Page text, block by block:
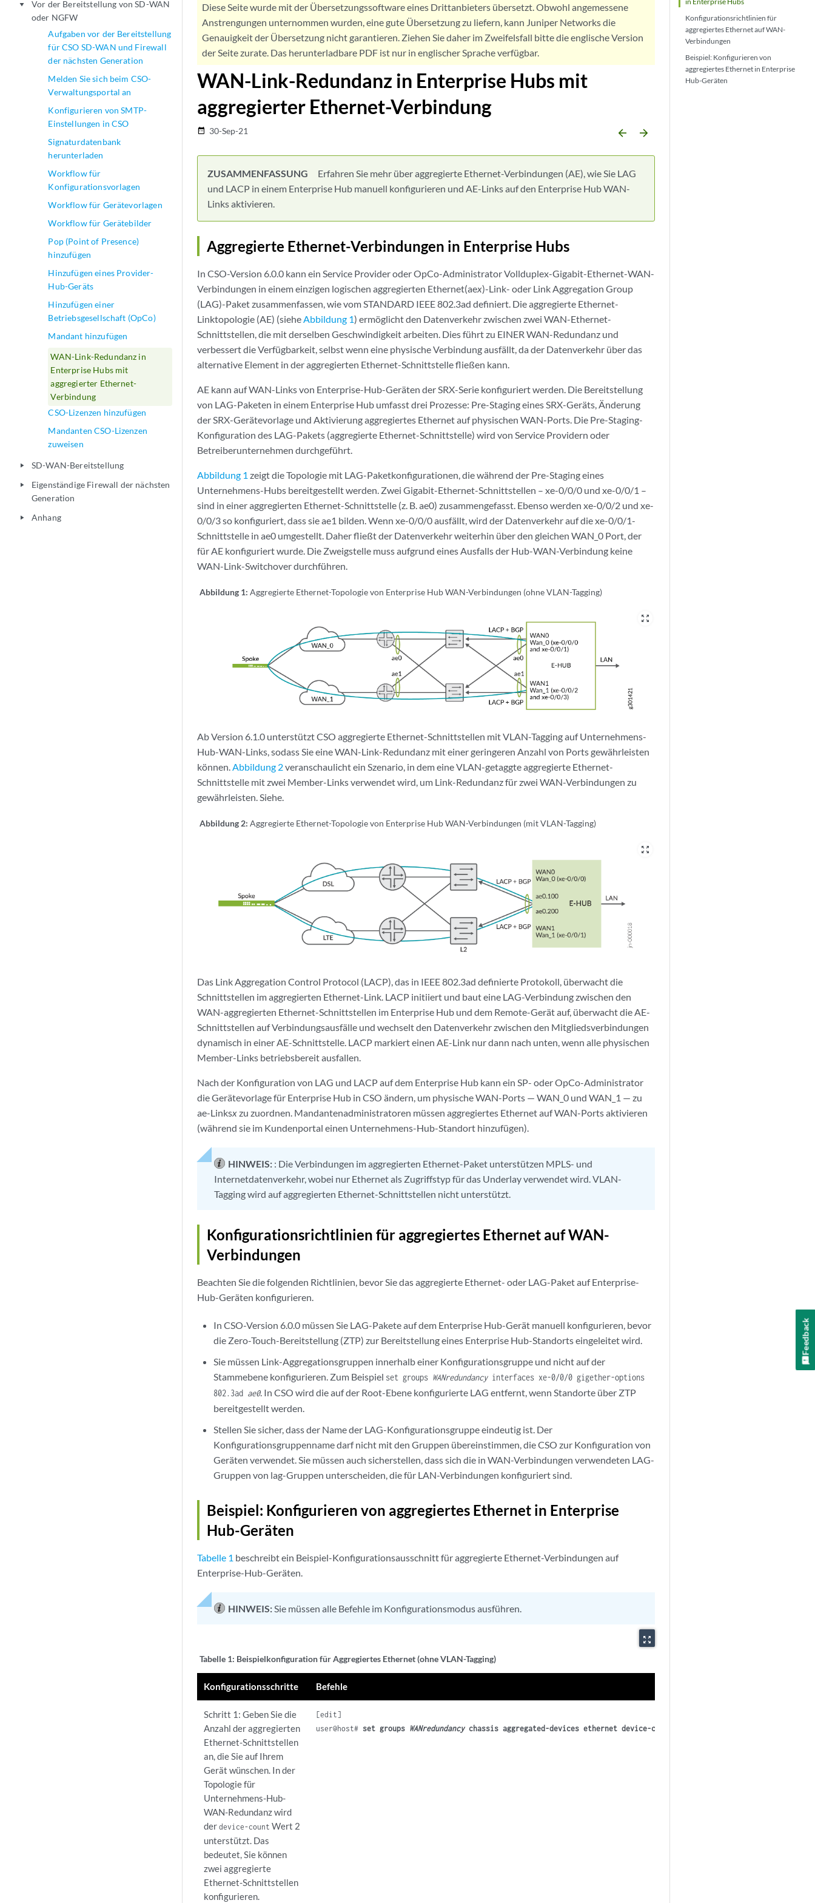
play_arrow
Vor der Bereitstellung von SD-WAN
oder NGFW
Aufgaben vor der Bereitstellung
für CSO SD-WAN und Firewall
der nächsten Generation
Melden Sie sich beim CSO-
Verwaltungsportal an
Konfigurieren von SMTP-
Einstellungen in CSO
Signaturdatenbank
herunterladen
Workflow für
Konfigurationsvorlagen
Workflow für Gerätevorlagen
Workflow für Gerätebilder
Pop (Point of Presence)
hinzufügen
Hinzufügen eines Provider-
Hub-Geräts
Hinzufügen einer
Betriebsgesellschaft (OpCo)
Mandant hinzufügen
WAN-Link-Redundanz in
Enterprise Hubs mit
aggregierter Ethernet-
Verbindung
CSO-Lizenzen hinzufügen
Mandanten CSO-Lizenzen
zuweisen
play_arrow SD-WAN-Bereitstellung
play_arrow
Eigenständige Firewall der nächsten
Generation
play_arrow Anhang
Konfigurationsrichtlinien für
aggregiertes Ethernet auf WAN-
Verbindungen
Beispiel: Konfigurieren von
aggregiertes Ethernet in Enterprise
Hub-Geräten
Diese Seite wurde mit der Übersetzungssoftware eines Drittanbieters übersetzt. Obwohl angemessene
Anstrengungen unternommen wurden, eine gute Übersetzung zu liefern, kann Juniper Networks die
Genauigkeit der Übersetzung nicht garantieren. Ziehen Sie daher im Zweifelsfall bitte die englische Version
der Seite zurate. Das herunterladbare PDF ist nur in englischer Sprache verfügbar.
WAN-Link-Redundanz in Enterprise Hubs mit
aggregierter Ethernet-Verbindung
date_range 30-Sep-21 arrow_backward arrow_forward
ZUSAMMENFASSUNG
Erfahren Sie mehr über aggregierte Ethernet-Verbindungen (AE), wie Sie LAG
und LACP in einem Enterprise Hub manuell konfigurieren und AE-Links auf den Enterprise Hub WAN-
Links aktivieren.
Aggregierte Ethernet-Verbindungen in Enterprise Hubs
In CSO-Version 6.0.0 kann ein Service Provider oder OpCo-Administrator Vollduplex-Gigabit-Ethernet-WAN-
Verbindungen in einem einzigen logischen aggregierten Ethernet(aex)-Link- oder Link Aggregation Group
(LAG)-Paket zusammenfassen, wie vom STANDARD IEEE 802.3ad definiert. Die aggregierte Ethernet-
Linktopologie (AE) (sieheAbbildung 1) ermöglicht den Datenverkehr zwischen zwei WAN-Ethernet-
Schnittstellen, die mit derselben Geschwindigkeit arbeiten. Dies führt zu EINER WAN-Redundanz und
verbessert die Verfügbarkeit, selbst wenn eine physische Verbindung ausfällt, da der Datenverkehr über das
alternative Element in der aggregierten Ethernet-Schnittstelle fließen kann.
AE kann auf WAN-Links von Enterprise-Hub-Geräten der SRX-Serie konfiguriert werden. Die Bereitstellung
von LAG-Paketen in einem Enterprise Hub umfasst drei Prozesse: Pre-Staging eines SRX-Geräts, Änderung
der SRX-Gerätevorlage und Aktivierung aggregiertes Ethernet auf physischen WAN-Ports. Die Pre-Staging-
Konfiguration des LAG-Pakets (aggregierte Ethernet-Schnittstelle) wird von Service Providern oder
Betreiberunternehmen durchgeführt.
Abbildung 1 zeigt die Topologie mit LAG-Paketkonfigurationen, die während der Pre-Staging eines
Unternehmens-Hubs bereitgestellt werden. Zwei Gigabit-Ethernet-Schnittstellen – xe-0/0/0 und xe-0/0/1 –
sind in einer aggregierten Ethernet-Schnittstelle (z. B. ae0) zusammengefasst. Ebenso werden xe-0/0/2 und xe-
0/0/3 so konfiguriert, dass sie ae1 bilden. Wenn xe-0/0/0 ausfällt, wird der Datenverkehr auf die xe-0/0/1-
Schnittstelle in ae0 umgestellt. Daher fließt der Datenverkehr weiterhin über den gleichen WAN_0 Port, der
für AE konfiguriert wurde. Die Zweigstelle muss aufgrund eines Ausfalls der Hub-WAN-Verbindung keine
WAN-Link-Switchover durchführen.
Abbildung 1: Aggregierte Ethernet-Topologie von Enterprise Hub WAN-Verbindungen (ohne VLAN-Tagging)
zoom_out_map
Ab Version 6.1.0 unterstützt CSO aggregierte Ethernet-Schnittstellen mit VLAN-Tagging auf Unternehmens-
Hub-WAN-Links, sodass Sie eine WAN-Link-Redundanz mit einer geringeren Anzahl von Ports gewährleisten
können.Abbildung 2veranschaulicht ein Szenario, in dem eine VLAN-getaggte aggregierte Ethernet-
Schnittstelle mit zwei Member-Links verwendet wird, um Link-Redundanz für zwei WAN-Verbindungen zu
gewährleisten. Siehe.
Abbildung 2: Aggregierte Ethernet-Topologie von Enterprise Hub WAN-Verbindungen (mit VLAN-Tagging)
zoom_out_map
Das Link Aggregation Control Protocol (LACP), das in IEEE 802.3ad definierte Protokoll, überwacht die
Schnittstellen im aggregierten Ethernet-Link. LACP initiiert und baut eine LAG-Verbindung zwischen den
WAN-aggregierten Ethernet-Schnittstellen im Enterprise Hub und dem Remote-Gerät auf, überwacht die AE-
Schnittstellen auf Verbindungsausfälle und wechselt den Datenverkehr zwischen den Mitgliedsverbindungen
dynamisch in einer AE-Schnittstelle. LACP markiert einen AE-Link nur dann nach unten, wenn alle physischen
Member-Links betriebsbereit ausfallen.
Nach der Konfiguration von LAG und LACP auf dem Enterprise Hub kann ein SP- oder OpCo-Administrator
die Gerätevorlage für Enterprise Hub in CSO ändern, um physische WAN-Ports — WAN_0 und WAN_1 — zu
ae-Linksxzu zuordnen. Mandantenadministratoren müssen aggregiertes Ethernet auf WAN-Ports aktivieren
(während sie im Kundenportal einen Unternehmens-Hub-Standort hinzufügen).
HINWEIS: : Die Verbindungen im aggregierten Ethernet-Paket unterstützen MPLS- und
Internetdatenverkehr, wobei nur Ethernet als Zugriffstyp für das Underlay verwendet wird. VLAN-
Tagging wird auf aggregierten Ethernet-Schnittstellen nicht unterstützt.
Konfigurationsrichtlinien für aggregiertes Ethernet auf WAN-
Verbindungen
Beachten Sie die folgenden Richtlinien, bevor Sie das aggregierte Ethernet- oder LAG-Paket auf Enterprise-
Hub-Geräten konfigurieren.
In CSO-Version 6.0.0 müssen Sie LAG-Pakete auf dem Enterprise Hub-Gerät manuell konfigurieren, bevor
die Zero-Touch-Bereitstellung (ZTP) zur Bereitstellung eines Enterprise Hub-Standorts eingeleitet wird.
Sie müssen Link-Aggregationsgruppen innerhalb einer Konfigurationsgruppe und nicht auf der
Stammebene konfigurieren. Zum Beispiel set groups WANredundancyinterfaces xe-0/0/0 gigether-options
802.3ad ae0. In CSO wird die auf der Root-Ebene konfigurierte LAG entfernt, wenn Standorte über ZTP
bereitgestellt werden.
Stellen Sie sicher, dass der Name der LAG-Konfigurationsgruppe eindeutig ist. Der
Konfigurationsgruppenname darf nicht mit den Gruppen übereinstimmen, die CSO zur Konfiguration von
Geräten verwendet. Sie müssen auch sicherstellen, dass sich die in WAN-Verbindungen verwendeten LAG-
Gruppen von lag-Gruppen unterscheiden, die für LAN-Verbindungen konfiguriert sind.
Beispiel: Konfigurieren von aggregiertes Ethernet in Enterprise
Hub-Geräten
Tabelle 1 beschreibt ein Beispiel-Konfigurationsausschnitt für aggregierte Ethernet-Verbindungen auf
Enterprise-Hub-Geräten.
HINWEIS:Sie müssen alle Befehle im Konfigurationsmodus ausführen.
zoom_out_map
Tabelle 1: Beispielkonfiguration für Aggregiertes Ethernet (ohne VLAN-Tagging)
Konfigurationsschritte Befehle
Schritt 1: Geben Sie die
Anzahl der aggregierten
Ethernet-Schnittstellen
an, die Sie auf Ihrem
Gerät wünschen. In der
Topologie für
Unternehmens-Hub-
WAN-Redundanz wird
derdevice-count Wert 2
unterstützt. Das
bedeutet, Sie können
zwei aggregierte
Ethernet-Schnittstellen
konfigurieren.
[edit]
user@host# set groups WANredundancy chassis aggregated-devices ethernet device-count
Feedback